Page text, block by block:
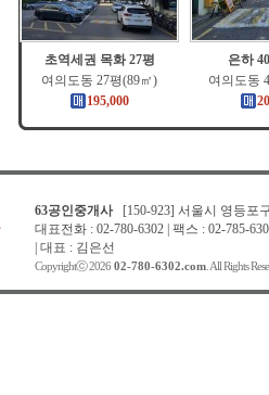
초역세권 목화 27평
여의도동 27평(89㎡)
195,000
은하
여의도동
63공인중개사[150-923] 서울시 영등포
대표전화 : 02-780-6302 | 팩스 : 02-785-
| 대표 : 김은선
Copyrightⓒ 2026 02-780-6302.com. All Rights